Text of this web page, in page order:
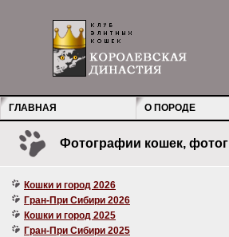
ГЛАВНАЯ О ПОРОДЕ
Фотографии кошек,
Кошки и город 2026
Гран-При Сибири 2026
Кошки и город 2025
Гран-При Сибири 2025